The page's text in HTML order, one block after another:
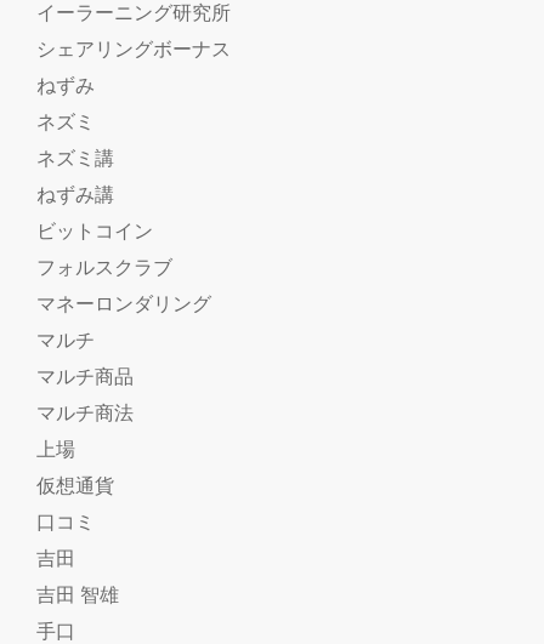
イーラーニング研究所
シェアリングボーナス
ねずみ
ネズミ
ネズミ講
ねずみ講
ビットコイン
フォルスクラブ
マネーロンダリング
マルチ
マルチ商品
マルチ商法
上場
仮想通貨
口コミ
吉田
吉田 智雄
手口